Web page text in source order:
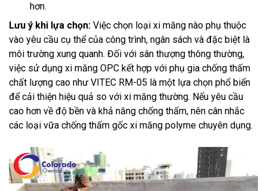
hơn.
Lưu ý khi lựa chọn: Việc chọn loại xi măng nào phụ thuộc
vào yêu cầu cụ thể của công trình, ngân sách và đặc biệt là
môi trường xung quanh. Đối với sân thượng thông thường,
việc sử dụng xi măng OPC kết hợp với phụ gia chống thấm
chất lượng cao như VITEC RM-05 là một lựa chọn phổ biến
để cải thiện hiệu quả so với xi măng thường. Nếu yêu cầu
cao hơn về độ bền và khả năng chống thấm, nên cân nhắc
các loại vữa chống thấm gốc xi măng polyme chuyên dụng.